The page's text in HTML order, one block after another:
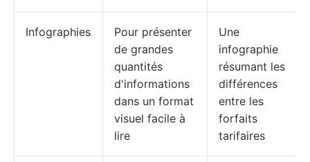
Infographies
Pour présenter
de grandes
quantités
d'informations
dans un format
visuel facile à
lire
Une
infographie
résumant les
différences
entre les
forfaits
tarifaires